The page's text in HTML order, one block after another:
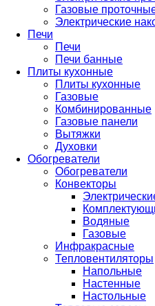
Газовые
Электрические
Печи
Печи
Печи банные
Плиты кухонные
Плиты кухонные
Газовые
Комбинированные
Газовые панели
Вытяжки
Духовки
Обогреватели
Обогреватели
Конвекторы
Водяные
Газовые
Инфракрасные
Тепловентиляторы
Напольные
Настенные
Настольные